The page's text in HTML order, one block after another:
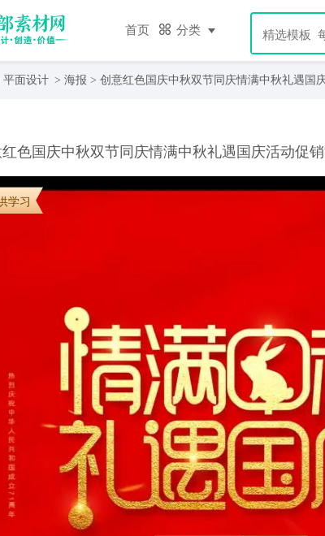
首页 分类
平面设计 > 海报 > 创意红色国庆中秋双节同庆情满中秋礼遇国
色国庆中秋双节同庆情满中秋礼遇国庆活动促
学习